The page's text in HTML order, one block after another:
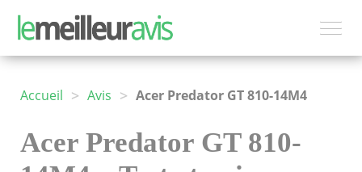
Accueil > Avis > Acer Predator GT 810-14M4
Acer Predator GT 810-